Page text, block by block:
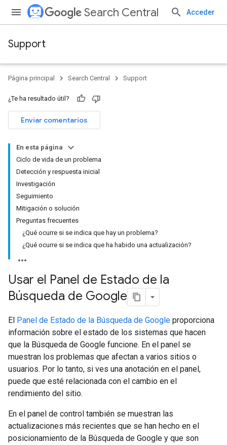
Search Central Acceder
Support
Página principal Search Central Support
¿Te ha resultado útil?
Enviar comentarios
En esta página
Ciclo de vida de un problema
Detección y respuesta inicial
Investigación
Seguimiento
Mitigación o solución
Preguntas frecuentes
¿Qué ocurre si se indica que hay un problema?
¿Qué ocurre si se indica que ha habido una actualización?
Usar el Panel de Estado de la
Búsqueda de Google
El Panel de Estado de la Búsqueda de Google proporciona
información sobre el estado de los sistemas que hacen
que la Búsqueda de Google funcione. En el panel se
muestran los problemas que afectan a varios sitios o
usuarios. Por lo tanto, si ves una anotación en el panel,
puede que esté relacionada con el cambio en el
rendimiento del sitio.
En el panel de control también se muestran las
actualizaciones más recientes que se han hecho en el
posicionamiento de la Búsqueda de Google y que son